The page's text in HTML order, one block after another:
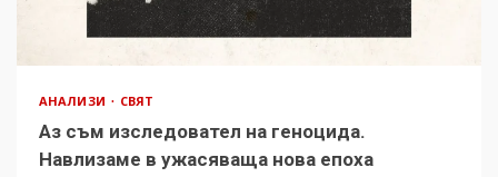
АНАЛИЗИ СВЯТ
Аз съм изследовател на геноцида.
Навлизаме в ужасяваща нова епоха